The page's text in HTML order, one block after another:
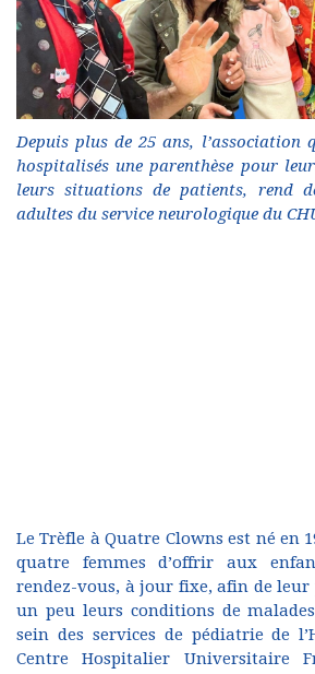
Depuis plus de 25 ans, l’association
hospitalisés une parenthèse pour
leurs situations de patients, rend
adultes du service neurologique du
Le Trèfle à Quatre Clowns est né en
quatre femmes d’offrir aux
rendez-vous, à jour fixe, afin de leur
un peu leurs conditions de
sein des services de pédiatrie de
Centre Hospitalier Universitaire